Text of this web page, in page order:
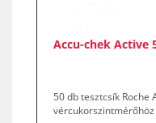
Accu-chek Active
50 db tesztcsík Roche
vércukorszintmérőhöz